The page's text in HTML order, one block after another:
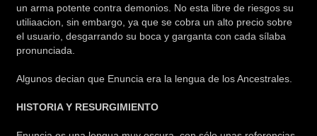
un arma potente contra demonios. No esta libre de riesgos su
utiliaacion, sin embargo, ya que se cobra un alto precio sobre
el usuario, desgarrando su boca y garganta con cada sílaba
pronunciada.
Algunos decian que Enuncia era la lengua de los Ancestrales.
HISTORIA Y RESURGIMIENTO